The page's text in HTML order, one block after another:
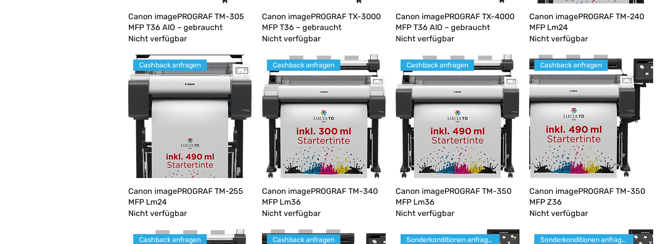
Canon imagePROGRAF TM-305
MFP T36 AIO – gebraucht
Nicht verfügbar
Canon imagePROGRAF TX-3000
MFP T36 – gebraucht
Nicht verfügbar
Canon imagePROGRAF TX-4000
MFP T36 AIO – gebraucht
Nicht verfügbar
Canon imagePROGRAF TM-240
MFP Lm24
Nicht verfügbar
Cashback anfragen
Canon imagePROGRAF TM-255
MFP Lm24
Nicht verfügbar
Cashback anfragen
Canon imagePROGRAF TM-340
MFP Lm36
Nicht verfügbar
Cashback anfragen
Canon imagePROGRAF TM-350
MFP Lm36
Nicht verfügbar
Cashback anfragen
Canon imagePROGRAF TM-350
MFP Z36
Nicht verfügbar
Cashback anfragen Cashback anfragen Sonderkonditionen anfragen Sonderkonditionen anfragen